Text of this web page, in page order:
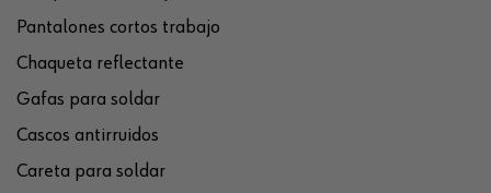
Pantalones cortos trabajo
Chaqueta reflectante
Gafas para soldar
Cascos antirruidos
Careta para soldar